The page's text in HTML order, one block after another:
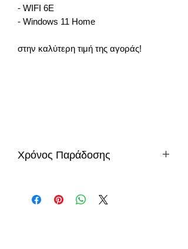
- WIFI 6E
- Windows 11 Home
στην καλύτερη τιμή της αγοράς!
Χρόνος Παράδοσης